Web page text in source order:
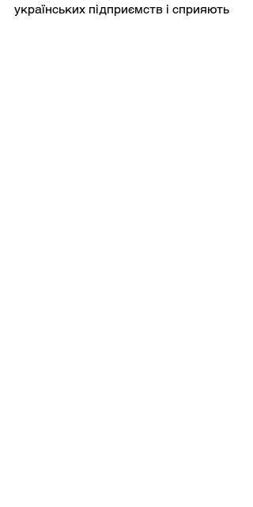
українських підприємств і сприяють